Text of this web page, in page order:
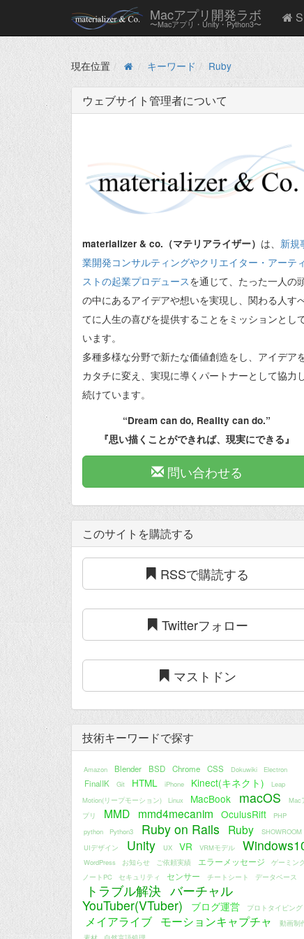
Macアプリ開発ラボ
〜Macアプリ・Unity・Python3〜
現在位置 キーワード Ruby
ウェブサイト管理者について
materializer & co.（マテリアライザー） は、 新規
業開発コンサルティングやクリエイター・アーティ
ストの起業プロデュースを通じて、たった一人の
の中にあるアイデアや想いを実現し、関わる人す
てに人生の喜びを提供することをミッションとし
います。
多種多様な分野で新たな価値創造をし、アイデア
カタチに変え、実現に導くパートナーとして協力
続けています。
“Dream can do, Reality can do.”
『思い描くことができれば、現実にできる』
問い合わせる
このサイトを購読する
RSSで購読する
Twitterフォロー
マストドン
技術キーワードで探す
Amazon Blender BSD Chrome CSS Dokuwiki Electron
FinalIK Git HTML iPhone Kinect(キネクト)
Leap
Motion(リープモーション)
Linux MacBook macOS
Mac
プリ
MMD mmd4mecanim OculusRift
PHP
python
Python3 Ruby on Rails Ruby
SHOWROOM
UIデザイン
Unity UX VR VRMモデル
WordPress お知らせ ご依頼実績 エラーメッセージ
ゲーミン
ノートPC
セキュリティ センサー チートシート データベース
トラブル解決 バーチャル
YouTuber(VTuber)
ブログ運営 プロトタイピング
メイアライブ モーションキャプチャ
動画制